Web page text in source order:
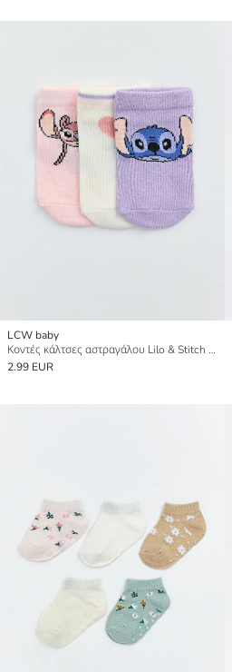
LCW baby
Κοντές κάλτσες αστραγάλου Lilo & Stitch με στάμπα για μωρό κορίτσι, συσκευασία 3 τεμαχίων
2.99 EUR